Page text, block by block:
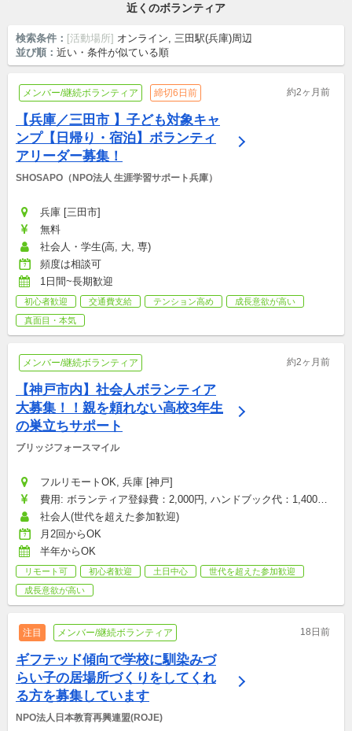
近くのボランティア
検索条件： [活動場所] オンライン, 三田駅(兵庫)周辺
並び順： 近い・条件が似ている順
メンバー/継続ボランティア 締切6日前 約2ヶ月前
【兵庫／三田市 】子ども対象キャ
ンプ【日帰り・宿泊】ボランティ
アリーダー募集！
SHOSAPO（NPO法人 生涯学習サポート兵庫）
兵庫 [三田市]
無料
社会人・学生(高, 大, 専)
頻度は相談可
1日間~長期歓迎
初心者歓迎 交通費支給 テンション高め
成長意欲が高い
真面目・本気
メンバー/継続ボランティア 約2ヶ月前
【神戸市内】社会人ボランティア
大募集！！親を頼れない高校3年生
の巣立ちサポート
ブリッジフォースマイル
フルリモートOK, 兵庫 [神戸]
費用: ボランティア登録費：2,000円, ハンドブック代：1,400円,
研修参加費：2,000円, その他雑費：会場型のみ（お菓子・飲み
物代など）：1,500円
社会人(世代を超えた参加歓迎)
月2回からOK
半年からOK
リモート可 初心者歓迎 土日中心
世代を超えた参加歓迎
成長意欲が高い
注目 メンバー/継続ボランティア 18日前
ギフテッド傾向で学校に馴染みづ
らい子の居場所づくりをしてくれ
る方を募集しています
NPO法人日本教育再興連盟(ROJE)